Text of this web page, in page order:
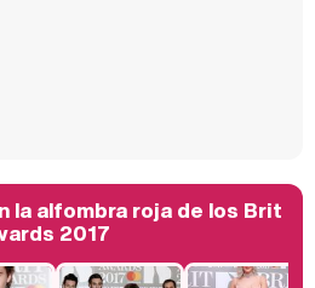
Belén Esteban: "Estoy emocionada, muy contenta y muy feliz por llegar a RTVE"
la alfombra roja de los Brit
2017